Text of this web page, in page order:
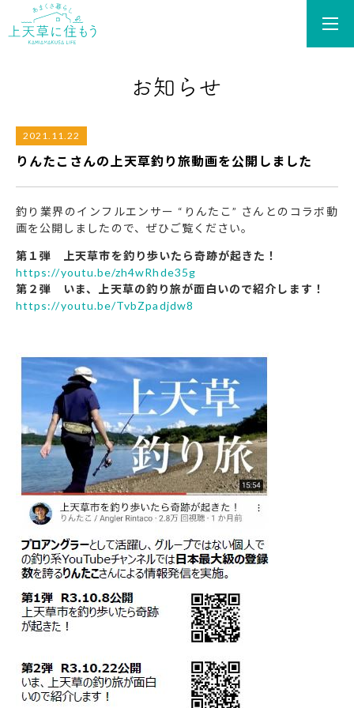
りんたこさんの上天草釣り旅動画を公開しました
2021.11.22
釣り業界のインフルエンサー “りんたこ” さんとのコラボ動
画を公開しましたので、ぜひご覧ください。
第１弾
上天草市を釣り歩いたら奇跡が起きた！
https://youtu.be/zh4wRhde35g
第２弾
いま、上天草の釣り旅が面白いので紹介します！
https://youtu.be/TvbZpadjdw8